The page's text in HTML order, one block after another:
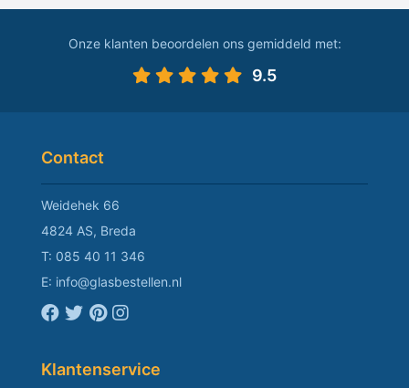
Onze klanten beoordelen ons gemiddeld met:
9.5
Contact
Weidehek 66
4824 AS, Breda
T: 085 40 11 346
E: info@glasbestellen.nl
Klantenservice